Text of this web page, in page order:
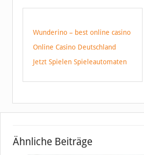
Wunderino – best online casino
Online Casino Deutschland
Jetzt Spielen Spieleautomaten
Ähnliche Beiträge